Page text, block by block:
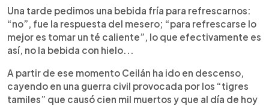
Una tarde pedimos una bebida fría para refrescarnos:
“no”, fue la respuesta del mesero; “para refrescarse lo
mejor es tomar un té caliente”, lo que efectivamente es
así, no la bebida con hielo...
A partir de ese momento Ceilán ha ido en descenso,
cayendo en una guerra civil provocada por los “tigres
tamiles” que causó cien mil muertos y que al día de hoy